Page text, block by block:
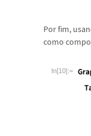
Por fim,
como
In[10]:=